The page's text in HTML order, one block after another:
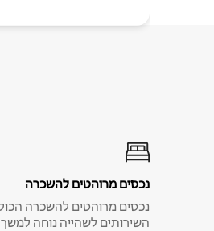
נכסים מרוהטים להשכרה
נכסים מרוהטים להשכרה
השירותים לשהייה נוחה למשך